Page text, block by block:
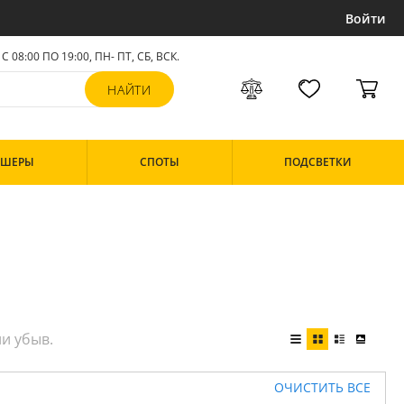
Войти
С 08:00 ПО 19:00, ПН- ПТ, СБ, ВСК.
СПОТЫ ПОДСВЕТКИ
ОЧИСТИТЬ ВСЕ